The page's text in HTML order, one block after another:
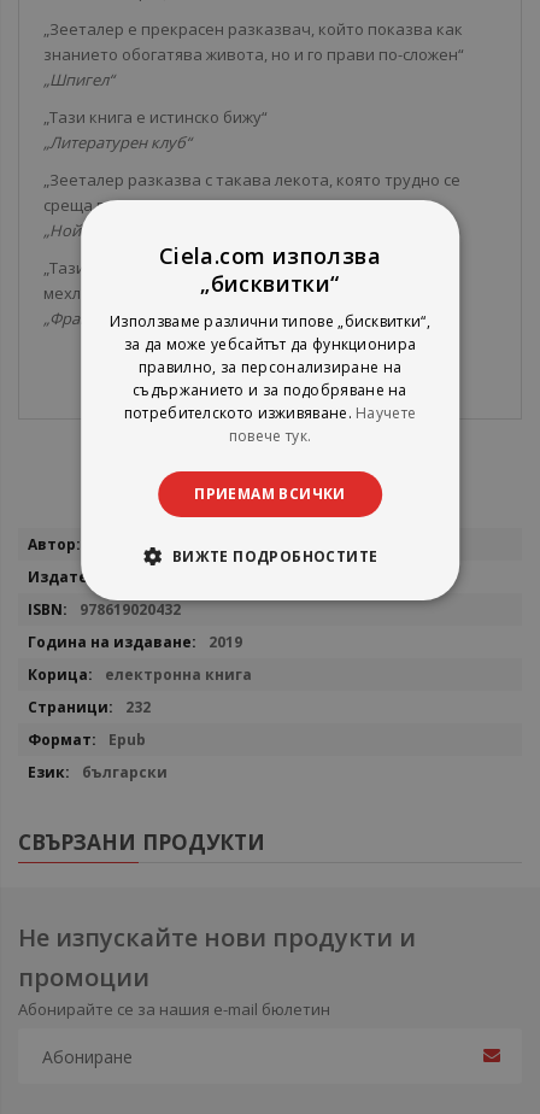
„Зееталер е прекрасен разказвач, който показва как
знанието обогатява живота, но и го прави по-сложен“
„Шпигел“
„Тази книга е истинско бижу“
„Литературен клуб“
„Зееталер разказва с такава лекота, която трудно се
среща в днешните романи“
„Нойе цюрихер цайтунг“
„Тази необяснима лекота на писането действа като
мехлем на душата“
„Франкфуртер алгемайне цайтунг“
Повече
информация
Роберт Зееталер
978619020432
2019
електронна книга
232
Epub
български
СВЪРЗАНИ ПРОДУКТИ
Не изпускайте нови продукти и
промоции
Абонирайте се за нашия e-mail бюлетин
Ciela.com използва
„бисквитки“
Използваме различни типове „бисквитки“,
за да може уебсайтът да функционира
правилно, за персонализиране на
съдържанието и за подобряване на
потребителското изживяване. Научете
повече тук.
ПРИЕМАМ ВСИЧКИ
ВИЖТЕ ПОДРОБНОСТИТЕ